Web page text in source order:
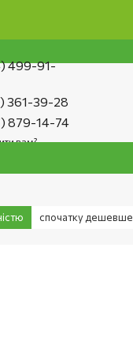
499-91-
361-39-28
879-14-74
вам?
спочатку дешевше